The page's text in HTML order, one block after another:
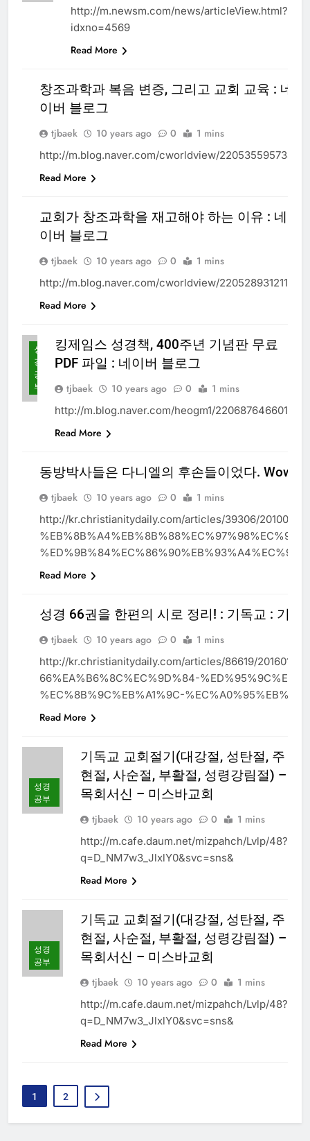
http://m.newsm.com/news/articleView.html?
idxno=4569
Read More
성
경
부
창조과학과 복음 변증, 그리고 교회 교육 : 네
이버 블로그
tjbaek 10 years ago 0 1 mins
http://m.blog.naver.com/cworldview/220535595734
Read More
성
경
부
교회가 창조과학을 재고해야 하는 이유 : 네
이버 블로그
tjbaek 10 years ago 0 1 mins
http://m.blog.naver.com/cworldview/220528931211
Read More
성
경
공
부
킹제임스 성경책, 400주년 기념판 무료
PDF 파일 : 네이버 블로그
tjbaek 10 years ago 0 1 mins
http://m.blog.naver.com/heogm1/220687646601
Read More
성
공
부
동방박사들은 다니엘의 후손들이었다. Wow! :
tjbaek 10 years ago 0 1 mins
http://kr.christianitydaily.com/articles/39306/
Read More
성
공
부
성경 66권을 한편의 시로 정리! : 기독교 : 기독
tjbaek 10 years ago 0 1 mins
http://kr.christianitydaily.com/articles/86619/
66%EA%B6%8C%EC%9D%84-
%EC%8B%9C%EB%A1%9C-
Read More
성경
공부
기독교 교회절기(대강절, 성탄절, 주
현절, 사순절, 부활절, 성령강림절) –
목회서신 – 미스바교회
tjbaek 10 years ago 0 1 mins
http://m.cafe.daum.net/mizpahch/Lvlp/48?
q=D_NM7w3_JlxlY0&svc=sns&
Read More
성경
공부
기독교 교회절기(대강절, 성탄절, 주
현절, 사순절, 부활절, 성령강림절) –
목회서신 – 미스바교회
tjbaek 10 years ago 0 1 mins
http://m.cafe.daum.net/mizpahch/Lvlp/48?
q=D_NM7w3_JlxlY0&svc=sns&
Read More
1 2